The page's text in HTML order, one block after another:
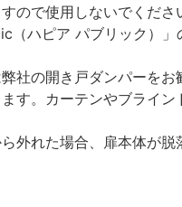
ので使用しないでくださ
ハピア パブリック）」
の開き戸ダンパーをお
。カーテンやブライン
れた場合、扉本体が脱